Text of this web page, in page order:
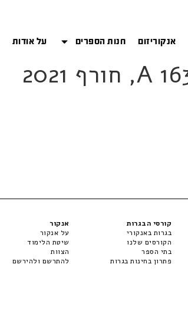
אנקוריזום חנות הספרים על אודות
קורסי הבגרות
בגרות באנקורי
הקורסים שלנו
בתי הספר
פתרון בחינות בגרות
אנקור
על אנקור
שיטת הלימוד
הצוות
להתרשם ולהירשם